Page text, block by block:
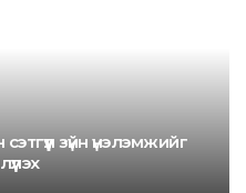
зүйн үнэлэмжийг